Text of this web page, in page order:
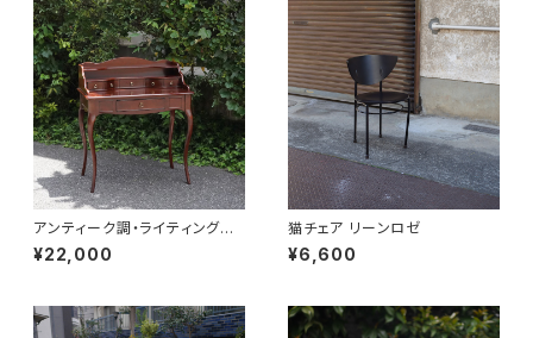
アンティーク調・ライティングデ
スク
¥22,000
猫チェア リーンロゼ
¥6,600